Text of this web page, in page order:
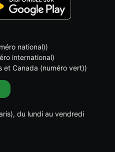
national))
international)
et Canada (numéro vert))
du lundi au vendredi